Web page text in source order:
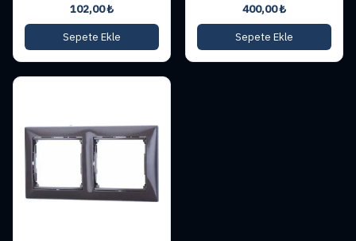
102,00₺
Sepete Ekle
400,00₺
Sepete Ekle